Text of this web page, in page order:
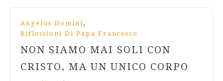
Angelus Domini,
Riflessioni Di Papa Francesco
NON SIAMO MAI SOLI CON
CRISTO, MA UN UNICO CORPO